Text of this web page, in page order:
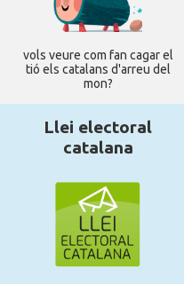
vols veure com fan cagar el
tió els catalans d'arreu del
mon?
Llei electoral
catalana